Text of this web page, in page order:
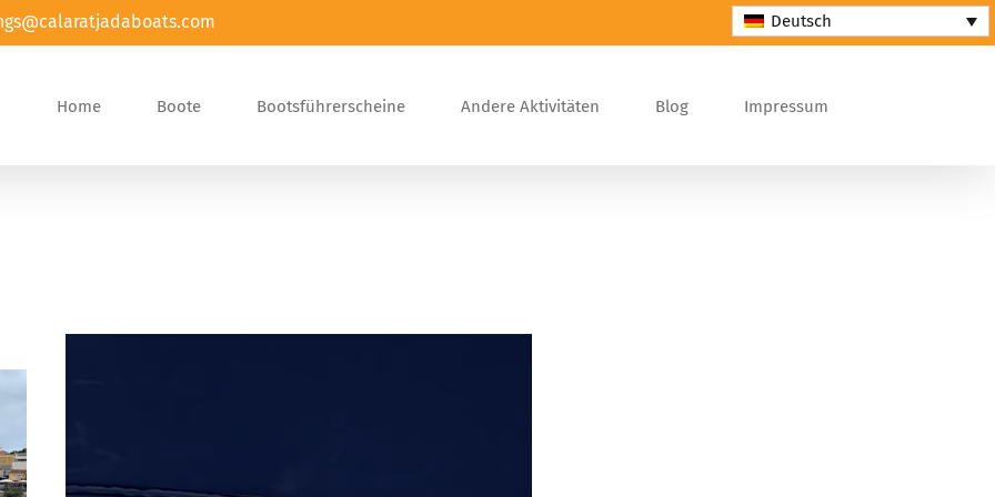
Home Boote Bootsführerscheine Andere Aktivitäten Blog Impressum
Deutsch